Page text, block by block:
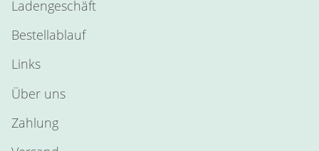
Ladengeschäft
Bestellablauf
Links
Über uns
Zahlung